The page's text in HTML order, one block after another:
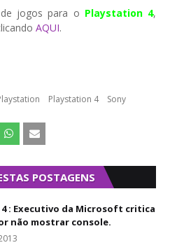
jogos para o Playstation 4,
AQUI.
Playstation 4 Sony
POSTAGENS
4 : Executivo da Microsoft critica
não mostrar console.